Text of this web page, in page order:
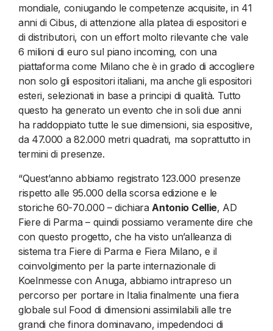
mondiale, coniugando le competenze acquisite, in 41
anni di Cibus, di attenzione alla platea di espositori e
di distributori, con un effort molto rilevante che vale
6 milioni di euro sul piano incoming, con una
piattaforma come Milano che è in grado di accogliere
non solo gli espositori italiani, ma anche gli espositori
esteri, selezionati in base a principi di qualità. Tutto
questo ha generato un evento che in soli due anni
ha raddoppiato tutte le sue dimensioni, sia espositive,
da 47.000 a 82.000 metri quadrati, ma soprattutto in
termini di presenze.
“Quest’anno abbiamo registrato 123.000 presenze
rispetto alle 95.000 della scorsa edizione e le
storiche 60-70.000 – dichiara Antonio Cellie, AD
Fiere di Parma – quindi possiamo veramente dire che
con questo progetto, che ha visto un’alleanza di
sistema tra Fiere di Parma e Fiera Milano, e il
coinvolgimento per la parte internazionale di
Koelnmesse con Anuga, abbiamo intrapreso un
percorso per portare in Italia finalmente una fiera
globale sul Food di dimensioni assimilabili alle tre
grandi che finora dominavano, impedendoci di